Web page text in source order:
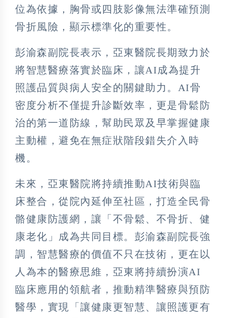
位為依據，胸骨或四肢影像無法準確預測
骨折風險，顯示標準化的重要性。
彭渝森副院長表示，亞東醫院長期致力於
將智慧醫療落實於臨床，讓AI成為提升
照護品質與病人安全的關鍵助力。AI骨
密度分析不僅提升診斷效率，更是骨鬆防
治的第一道防線，幫助民眾及早掌握健康
主動權，避免在無症狀階段錯失介入時
機。
未來，亞東醫院將持續推動AI技術與臨
床整合，從院內延伸至社區，打造全民骨
骼健康防護網，讓「不骨鬆、不骨折、健
康老化」成為共同目標。彭渝森副院長強
調，智慧醫療的價值不只在技術，更在以
人為本的醫療思維，亞東將持續扮演AI
臨床應用的領航者，推動精準醫療與預防
醫學，實現「讓健康更智慧、讓照護更有